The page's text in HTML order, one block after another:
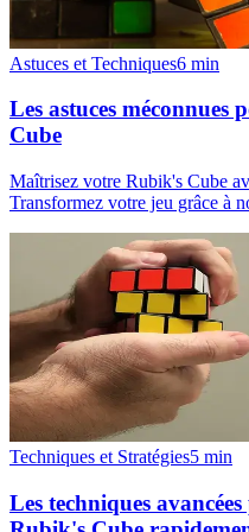
Astuces et Techniques6 min
Les astuces
Cube
Maîtrisez votre Rubik's Cube
Transformez votre jeu grâce à
Techniques et Stratégies5 min
Les techniques